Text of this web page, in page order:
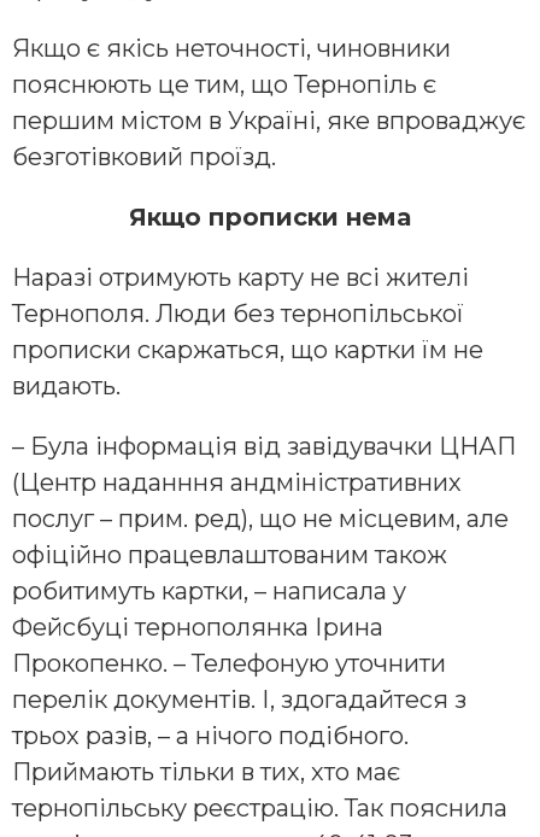
Якщо є якісь неточності, чиновники
пояснюють це тим, що Тернопіль є
першим містом в Україні, яке впроваджує
безготівковий проїзд.
Якщо прописки нема
Наразі отримують карту не всі жителі
Тернополя. Люди без тернопільської
прописки скаржаться, що картки їм не
видають.
– Була інформація від завідувачки ЦНАП
(Центр наданння андміністративних
послуг – прим. ред), що не місцевим, але
офіційно працевлаштованим також
робитимуть картки, – написала у
Фейсбуці тернополянка Ірина
Прокопенко. – Телефоную уточнити
перелік документів. І, здогадайтеся з
трьох разів, – а нічого подібного.
Приймають тільки в тих, хто має
тернопільську реєстрацію. Так пояснила